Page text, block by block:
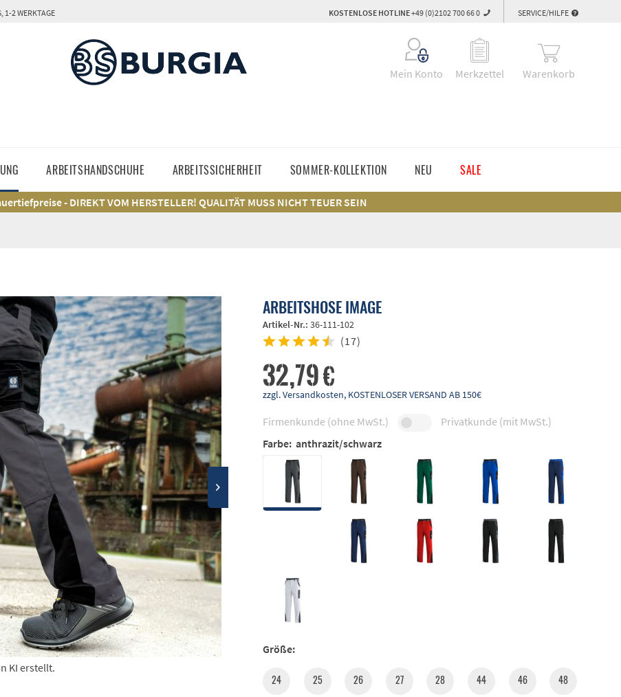
1-2 WERKTAGE SERVICE/HILFE
KOSTENLOSE HOTLINE+49 (0)2102 700 66 0
Mein Konto Merkzettel Warenkorb
ARBEITSHANDSCHUHE ARBEITSSICHERHEIT SOMMER-KOLLEKTION NEU SALE
- DIREKT VOM HERSTELLER! QUALITÄT MUSS NICHT TEUER SEIN
KI erstellt.
ARBEITSHOSE IMAGE
Artikel-Nr.:36-111-102
(17)
32,79 €
zzgl. Versandkosten, KOSTENLOSER VERSAND AB 150€
Firmenkunde (ohne MwSt.)
Privatkunde (mit MwSt.)
Farbe: anthrazit/schwarz
Größe:
24 25 26 27 28 44 46 48